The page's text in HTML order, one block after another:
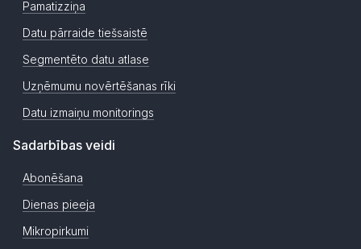
Pamatizziņa
Datu pārraide tiešsaistē
Segmentēto datu atlase
Uzņēmumu novērtēšanas rīki
Datu izmaiņu monitorings
Sadarbības veidi
Abonēšana
Dienas pieeja
Mikropirkumi